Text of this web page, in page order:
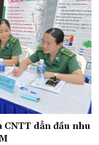
CNTT dẫn đầu nhu